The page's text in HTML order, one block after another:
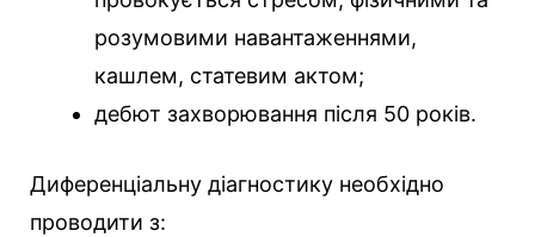
розумовими навантаженнями,
кашлем, статевим актом;
дебют захворювання після 50 років.
Диференціальну діагностику необхідно
проводити з: